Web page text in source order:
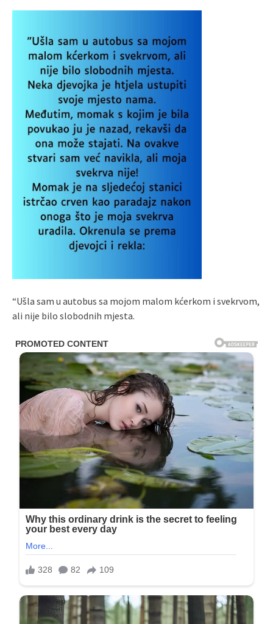
“Ušla sam u autobus sa mojom malom kćerkom i svekrvom,
ali nije bilo slobodnih mjesta.